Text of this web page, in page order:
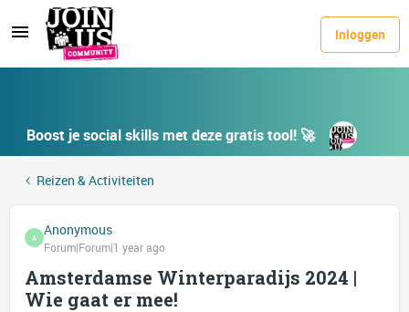
Inloggen
Boost je social skills met deze gratis tool! 🚀
Reizen & Activiteiten
A Anonymous
Forum|Forum|1 year ago
Amsterdamse Winterparadijs 2024 |
Wie gaat er mee!